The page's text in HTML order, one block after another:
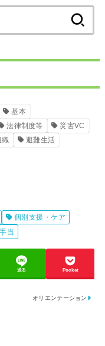
基本
法律制度等
災害VC
織
避難生活
個別支援・ケア
当
送る Pocket
オリエンテーション